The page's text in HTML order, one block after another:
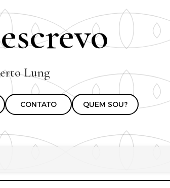
principal
Lung
CONTATO QUEM SOU?